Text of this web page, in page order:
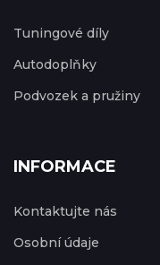
Tuningové díly
Autodoplňky
Podvozek a pružiny
INFORMACE
Kontaktujte nás
Osobní údaje